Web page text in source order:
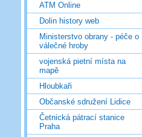
ATM Online
Dolin history web
Ministerstvo obrany - péče o
válečné hroby
vojenská pietní místa na
mapě
Hloubkaři
Občanské sdružení Lidice
Četnická pátrací stanice
Praha